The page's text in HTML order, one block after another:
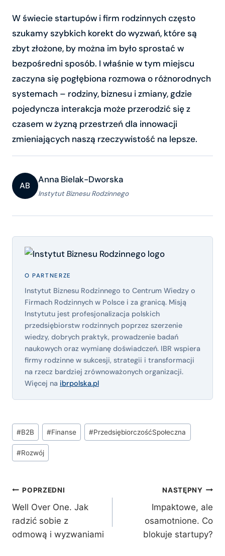
W świecie startupów i firm rodzinnych często
szukamy szybkich korekt do wyzwań, które są
zbyt złożone, by można im było sprostać w
bezpośredni sposób. I właśnie w tym miejscu
zaczyna się pogłębiona rozmowa o różnorodnych
systemach – rodziny, biznesu i zmiany, gdzie
pojedyncza interakcja może przerodzić się z
czasem w żyzną przestrzeń dla innowacji
zmieniających naszą rzeczywistość na lepsze.
AB
Anna Bielak-Dworska
Instytut Biznesu Rodzinnego
O PARTNERZE
Instytut Biznesu Rodzinnego to Centrum Wiedzy o
Firmach Rodzinnych w Polsce i za granicą. Misją
Instytutu jest profesjonalizacja polskich
przedsiębiorstw rodzinnych poprzez szerzenie
wiedzy, dobrych praktyk, prowadzenie badań
naukowych oraz wymianę doświadczeń. IBR wspiera
firmy rodzinne w sukcesji, strategii i transformacji
na rzecz bardziej zrównoważonych organizacji.
Więcej na ibrpolska.pl
Tagi
wpisu:
#B2B #Finanse #PrzedsiębiorczośćSpołeczna
#Rozwój
Nawigacja
wpisu
POPRZEDNI
Well Over One. Jak
radzić sobie z
odmową i wyzwaniami
NASTĘPNY
Impaktowe, ale
osamotnione. Co
blokuje startupy?